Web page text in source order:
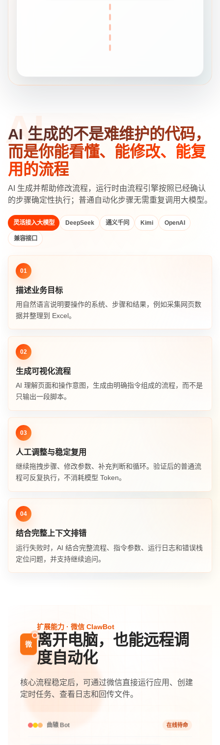
AI 生成的不是难维护的代码，
而是你能看懂、能修改、能复
用的流程
AI 生成并帮助修改流程，运行时由流程引擎按照已经确认
的步骤确定性执行；普通自动化步骤无需重复调用大模型。
灵活接入大模型 DeepSeek 通义千问 Kimi OpenAI
兼容接口
01
描述业务目标
用自然语言说明要操作的系统、步骤和结果，例如采集网页数
据并整理到 Excel。
02
生成可视化流程
AI 理解页面和操作意图，生成由明确指令组成的流程，而不是
只输出一段脚本。
03
人工调整与稳定复用
继续拖拽步骤、修改参数、补充判断和循环。验证后的普通流
程可反复执行，不消耗模型 Token。
04
结合完整上下文排错
运行失败时，AI 结合完整流程、指令参数、运行日志和错误栈
定位问题，并支持继续追问。
微
扩展能力 · 微信 ClawBot
离开电脑，也能远程调
度自动化
核心流程稳定后，可通过微信直接运行应用、创建
定时任务、查看日志和回传文件。
曲辕 Bot 在线待命